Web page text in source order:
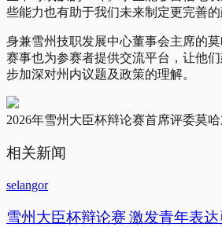
些能力也有助于我们未来制定更完善
身兼雪州技职发展中心董事会主席的
赛事也为参赛者提供交流平台，让他
步加深对州内议题及政策的理解。
2026年雪州大臣杯辩论赛首席评委莫
相关新闻
selangor
雪州大臣杯辩论赛 激发青年表